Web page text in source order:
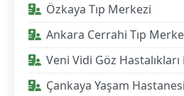
Özkaya Tıp Merkezi
Ankara Cerrahi Tıp
Veni Vidi Göz
Çankaya Yaşam Hastanesi